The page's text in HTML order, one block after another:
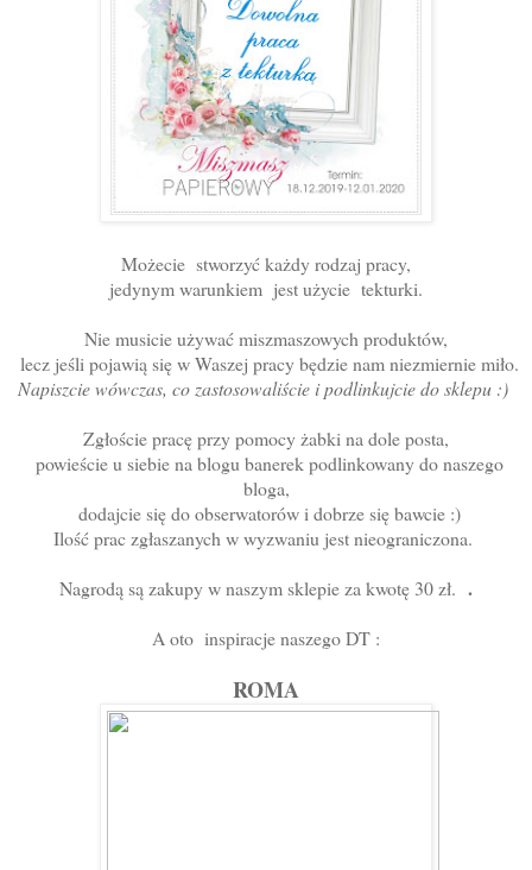
Możecie stworzyć każdy rodzaj pracy,
jedynym warunkiem jest użycie tekturki.
Nie musicie używać miszmaszowych produktów,
lecz jeśli pojawią się w Waszej pracy będzie nam niezmiernie miło.
Napiszcie wówczas, co zastosowaliście i podlinkujcie do sklepu :)
Zgłoście pracę przy pomocy żabki na dole posta,
powieście u siebie na blogu banerek podlinkowany do naszego
bloga,
dodajcie się do obserwatorów i dobrze się bawcie :)
Ilość prac zgłaszanych w wyzwaniu jest nieograniczona.
Nagrodą są zakupy w naszym sklepie za kwotę 30 zł. .
A oto inspiracje naszego DT :
ROMA